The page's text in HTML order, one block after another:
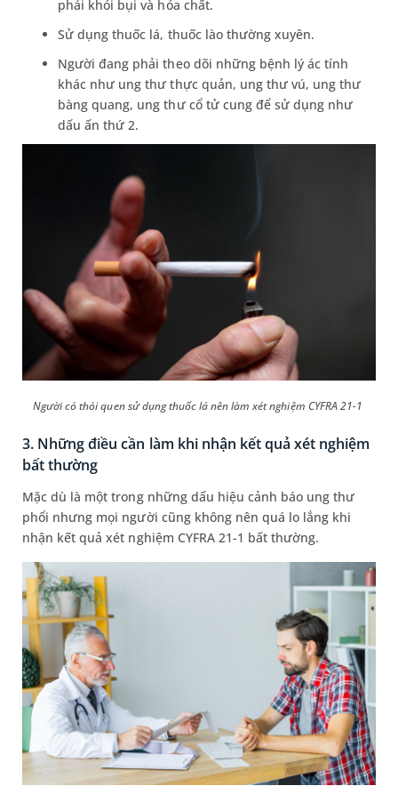
phải khói bụi và hóa chất.
Sử dụng thuốc lá, thuốc lào thường xuyên.
Người đang phải theo dõi những bệnh lý ác tính
khác như ung thư thực quản, ung thư vú, ung thư
bàng quang, ung thư cổ tử cung để sử dụng như
dấu ấn thứ 2.
Người có thói quen sử dụng thuốc lá nên làm xét nghiệm CYFRA 21-1
3. Những điều cần làm khi nhận kết quả xét nghiệm
bất thường
Mặc dù là một trong những dấu hiệu cảnh báo ung thư
phổi nhưng mọi người cũng không nên quá lo lắng khi
nhận kết quả xét nghiệm CYFRA 21-1 bất thường.